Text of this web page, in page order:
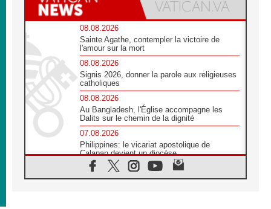
08.08.2026
Sainte Agathe, contempler la victoire de
l'amour sur la mort
08.08.2026
Signis 2026, donner la parole aux religieuses
catholiques
08.08.2026
Au Bangladesh, l'Église accompagne les
Dalits sur le chemin de la dignité
07.08.2026
Philippines: le vicariat apostolique de
Calapan devient un diocèse
07.08.2026
Congo-Brazzaville : le 15 août, entre